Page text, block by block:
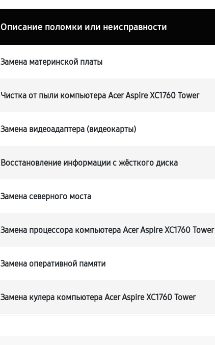
Описание поломки или неисправности
Замена материнской платы
Чистка от пыли компьютера Acer Aspire XC1760 Tower
Замена видеоадаптера (видеокарты)
Восстановление информации с жёсткого диска
Замена северного моста
Замена процессора компьютера Acer Aspire XC1760 Tower
Замена оперативной памяти
Замена кулера компьютера Acer Aspire XC1760 Tower